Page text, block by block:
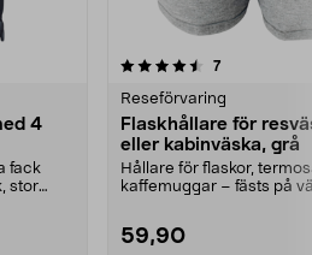
4
fack
stor
7recensioner
Reseförvaring
Flaskhållare för
eller kabinväska, grå
Hållare för flaskor,
kaffemuggar – fästs på
59,90